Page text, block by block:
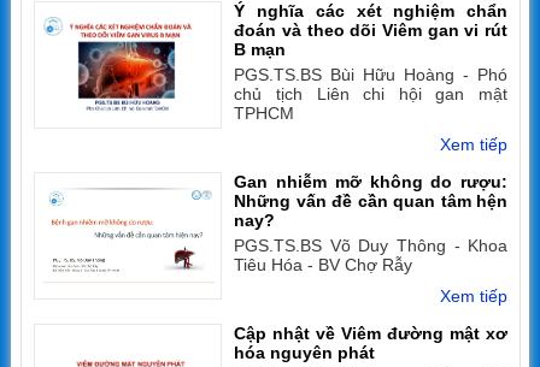
Ý nghĩa các xét nghiệm chẩn
đoán và theo dõi Viêm gan vi rút
B mạn
PGS.TS.BS Bùi Hữu Hoàng - Phó
chủ tịch Liên chi hội gan mật
TPHCM
Xem tiếp
Gan nhiễm mỡ không do rượu:
Những vấn đề cần quan tâm hện
nay?
PGS.TS.BS Võ Duy Thông - Khoa
Tiêu Hóa - BV Chợ Rẫy
Xem tiếp
Cập nhật về Viêm đường mật xơ
hóa nguyên phát